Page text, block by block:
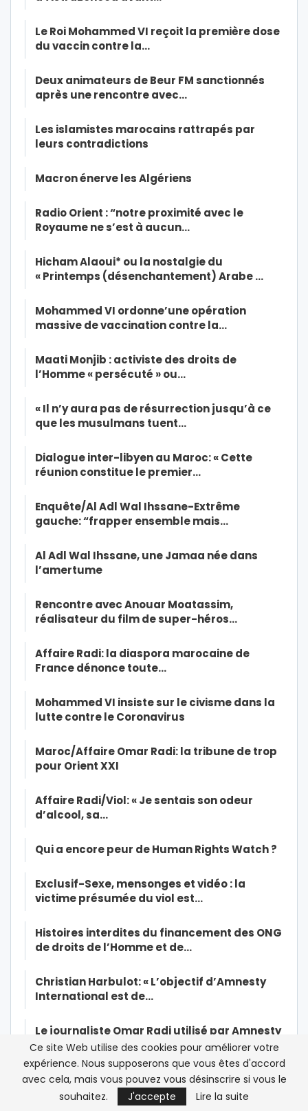
Le Roi Mohammed VI reçoit la première dose
du vaccin contre la…
Deux animateurs de Beur FM sanctionnés
après une rencontre avec…
Les islamistes marocains rattrapés par
leurs contradictions
Macron énerve les Algériens
Radio Orient : “notre proximité avec le
Royaume ne s’est à aucun…
Hicham Alaoui* ou la nostalgie du
« Printemps (désenchantement) Arabe …
Mohammed VI ordonne’une opération
massive de vaccination contre la…
Maati Monjib : activiste des droits de
l’Homme « persécuté » ou…
« Il n’y aura pas de résurrection jusqu’à ce
que les musulmans tuent…
Dialogue inter-libyen au Maroc: « Cette
réunion constitue le premier…
Enquête/Al Adl Wal Ihssane-Extrême
gauche: “frapper ensemble mais…
Al Adl Wal Ihssane, une Jamaa née dans
l’amertume
Rencontre avec Anouar Moatassim,
réalisateur du film de super-héros…
Affaire Radi: la diaspora marocaine de
France dénonce toute…
Mohammed VI insiste sur le civisme dans la
lutte contre le Coronavirus
Maroc/Affaire Omar Radi: la tribune de trop
pour Orient XXI
Affaire Radi/Viol: « Je sentais son odeur
d’alcool, sa…
Qui a encore peur de Human Rights Watch ?
Exclusif-Sexe, mensonges et vidéo : la
victime présumée du viol est…
Histoires interdites du financement des ONG
de droits de l’Homme et de…
Christian Harbulot: « L’objectif d’Amnesty
International est de…
Le journaliste Omar Radi utilisé par Amnesty
International dans sa…
Covid-19 : pourquoi le Maroc a raison de ne
pas baisser la garde
Ce site Web utilise des cookies pour améliorer votre
expérience. Nous supposerons que vous êtes d'accord
avec cela, mais vous pouvez vous désinscrire si vous le
souhaitez.
J'accepte Lire la suite